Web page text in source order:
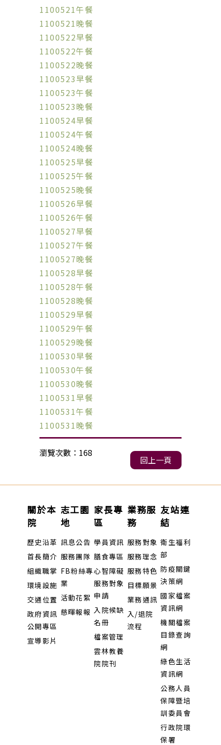
1100521午餐
1100521晚餐
1100522早餐
1100522午餐
1100522晚餐
1100523早餐
1100523午餐
1100523晚餐
1100524早餐
1100524午餐
1100524晚餐
1100525早餐
1100525午餐
1100525晚餐
1100526早餐
1100526午餐
1100527早餐
1100527午餐
1100527晚餐
1100528早餐
1100528午餐
1100528晚餐
1100529早餐
1100529午餐
1100529晚餐
1100530早餐
1100530午餐
1100530晚餐
1100531早餐
1100531午餐
1100531晚餐
瀏覽次數：168
回上一頁
關於本
院
歷史沿革
首長簡介
組織職掌
環境設施
交通位置
政府資訊
公開專區
宣導影片
志工園
地
訊息公告
服務團隊
FB粉絲專
業
活動花絮
慈暉報報
家長專
區
學員資訊
膳食專區
心智障礙
服務對象
申請
入院候缺
名冊
檔案管理
雲林教養
院院刊
業務服
務
服務對象
服務理念
服務特色
目標願景
業務通訊
入/退院
流程
友站連
結
衛生福利
部
防疫關鍵
決策網
國家檔案
資訊網
機關檔案
目錄查詢
網
綠色生活
資訊網
公務人員
保障暨培
訓委員會
行政院環
保署